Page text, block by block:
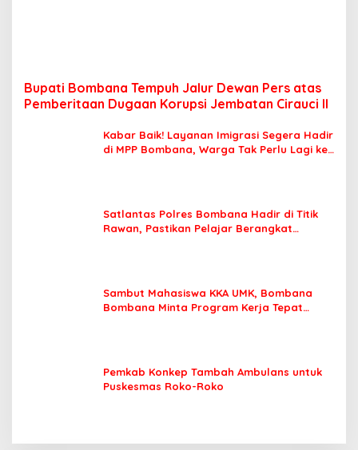
Bupati Bombana Tempuh Jalur Dewan Pers atas
Pemberitaan Dugaan Korupsi Jembatan Cirauci II
Kabar Baik! Layanan Imigrasi Segera Hadir
di MPP Bombana, Warga Tak Perlu Lagi ke
Satlantas Polres Bombana Hadir di Titik
Rawan, Pastikan Pelajar Berangkat
Sambut Mahasiswa KKA UMK, Bombana
Bombana Minta Program Kerja Tepat
Pemkab Konkep Tambah Ambulans untuk
Puskesmas Roko-Roko